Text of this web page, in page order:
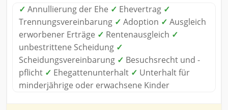
✓ Annullierung der Ehe ✓ Ehevertrag ✓
Trennungsvereinbarung ✓ Adoption ✓ Ausgleich
erworbener Erträge ✓ Rentenausgleich ✓
unbestrittene Scheidung ✓
Scheidungsvereinbarung ✓ Besuchsrecht und -
pflicht ✓ Ehegattenunterhalt ✓ Unterhalt für
minderjährige oder erwachsene Kinder